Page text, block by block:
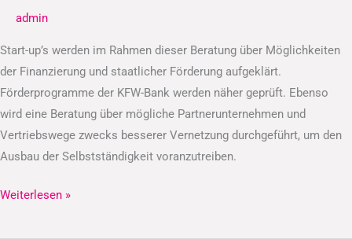
admin
Start-up’s werden im Rahmen dieser Beratung über Möglichkeiten
der Finanzierung und staatlicher Förderung aufgeklärt.
Förderprogramme der KFW-Bank werden näher geprüft. Ebenso
wird eine Beratung über mögliche Partnerunternehmen und
Vertriebswege zwecks besserer Vernetzung durchgeführt, um den
Ausbau der Selbstständigkeit voranzutreiben.
Weiterlesen »